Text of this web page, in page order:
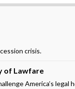
crisis.
of Lawfare
America’s legal